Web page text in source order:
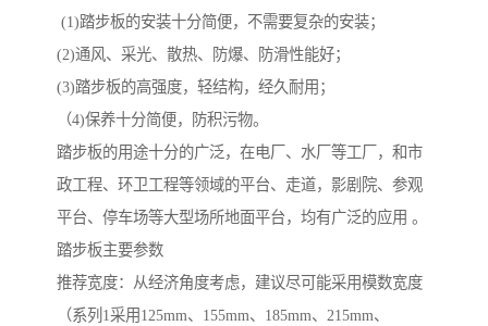
(1)踏步板的安装十分简便，不需要复杂的安装；
(2)通风、采光、散热、防爆、防滑性能好；
(3)踏步板的高强度，轻结构，经久耐用；
（4)保养十分简便，防积污物。
踏步板的用途十分的广泛，在电厂、水厂等工厂，和市
政工程、环卫工程等领域的平台、走道，影剧院、参观
平台、停车场等大型场所地面平台，均有广泛的应用 。
踏步板主要参数
推荐宽度：从经济角度考虑，建议尽可能采用模数宽度
（系列1采用125mm、155mm、185mm、215mm、